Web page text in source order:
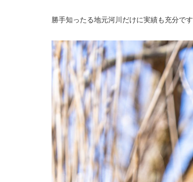
勝手知ったる地元河川だけに実績も充分です